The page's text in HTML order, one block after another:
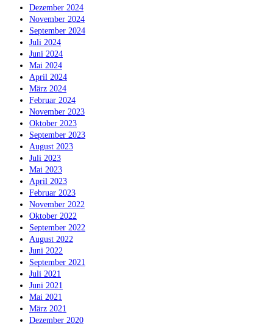
Dezember 2024
November 2024
September 2024
Juli 2024
Juni 2024
Mai 2024
April 2024
März 2024
Februar 2024
November 2023
Oktober 2023
September 2023
August 2023
Juli 2023
Mai 2023
April 2023
Februar 2023
November 2022
Oktober 2022
September 2022
August 2022
Juni 2022
September 2021
Juli 2021
Juni 2021
Mai 2021
März 2021
Dezember 2020